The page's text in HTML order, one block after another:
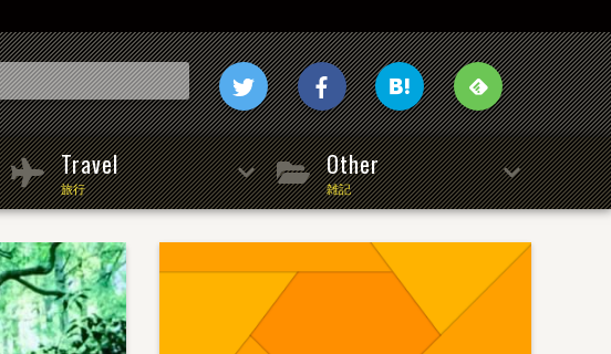
Travel
旅行
Other
雑記